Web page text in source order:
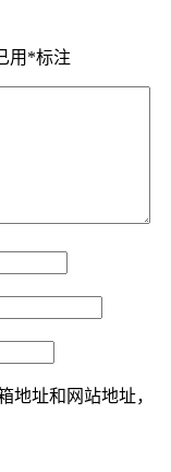
用 *标注
地址和网站地址，